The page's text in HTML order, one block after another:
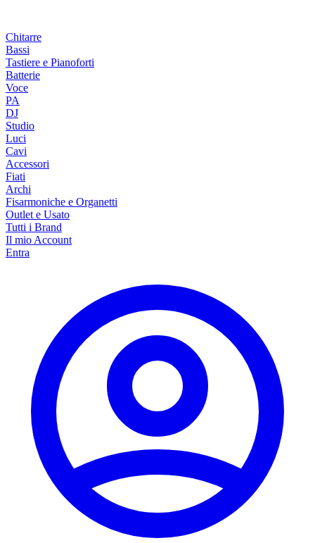
Chitarre
Bassi
Tastiere e Pianoforti
Batterie
Voce
PA
DJ
Studio
Luci
Cavi
Accessori
Fiati
Archi
Fisarmoniche e Organetti
Outlet e Usato
Tutti i Brand
Il mio Account
Entra